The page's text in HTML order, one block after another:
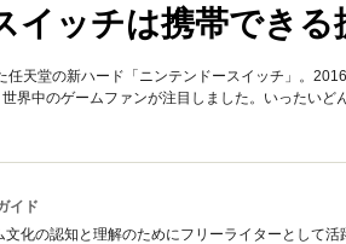
イッチは携帯できる
任天堂の新ハード「ニンテンドースイッチ」。
界中のゲームファンが注目しました。いったい
イド
化の認知と理解のためにフリーライターとして活